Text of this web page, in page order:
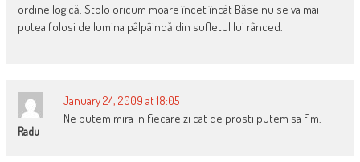
ordine logică. Stolo oricum moare încet încât Băse nu se va mai
putea folosi de lumina pâlpâindă din sufletul lui rânced.
Radu
January 24, 2009 at 18:05
Ne putem mira in fiecare zi cat de prosti putem sa fim.